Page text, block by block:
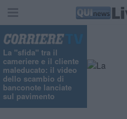
La "sfida" tra il
cameriere e il cliente
maleducato: il video
dello scambio di
banconote lanciate
sul pavimento